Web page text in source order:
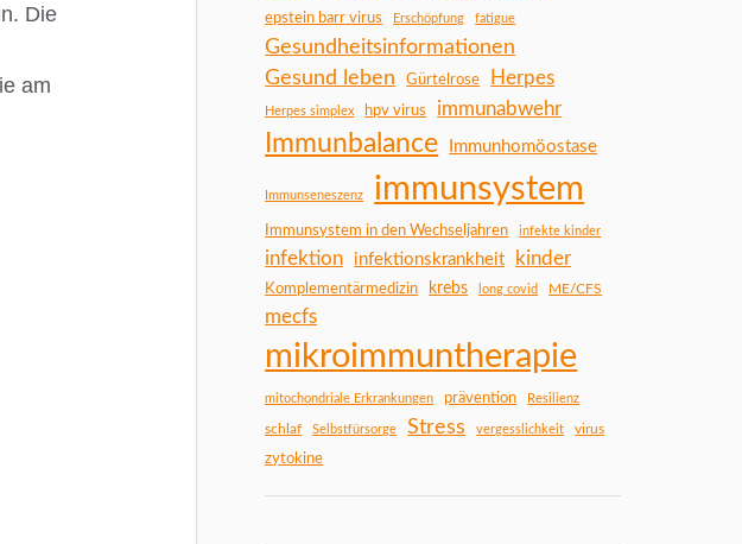
Die
am
epstein barr virus
Erschöpfung fatigue
Gesundheitsinformationen
Gesund leben Gürtelrose Herpes
Herpes simplex hpv virus immunabwehr
Immunbalance Immunhomöostase
Immunseneszenz immunsystem
Immunsystem in den Wechseljahren infekte kinder
infektion infektionskrankheit kinder
Komplementärmedizin krebs long covid ME/CFS
mecfs
mikroimmuntherapie
mitochondriale Erkrankungen prävention Resilienz
schlaf Selbstfürsorge Stress vergesslichkeit virus
zytokine